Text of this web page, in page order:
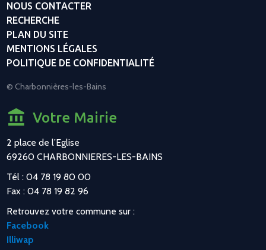
NOUS CONTACTER
RECHERCHE
PLAN DU SITE
MENTIONS LÉGALES
POLITIQUE DE CONFIDENTIALITÉ
© Charbonnières-les-Bains
Votre Mairie
2 place de l’Eglise
69260 CHARBONNIERES-LES-BAINS
Tél : 04 78 19 80 00
Fax : 04 78 19 82 96
Retrouvez votre commune sur :
Facebook
Illiwap